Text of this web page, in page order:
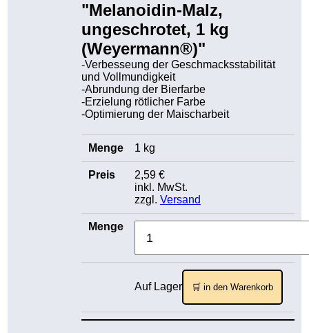
"Melanoidin-Malz,
ungeschrotet, 1 kg
(Weyermann®)"
-Verbesseung der Geschmacksstabilität
und Vollmundigkeit
-Abrundung der Bierfarbe
-Erzielung rötlicher Farbe
-Optimierung der Maischarbeit
1 kg
2,59 €
inkl. MwSt.
zzgl. Versand
Auf Lager 🛒 in den Warenkorb